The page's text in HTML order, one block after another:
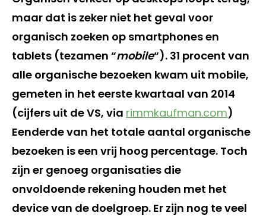
maar dat is zeker niet het geval voor
organisch zoeken op smartphones en
tablets (tezamen “mobile“). 31 procent van
alle organische bezoeken kwam uit mobile,
gemeten in het eerste kwartaal van 2014
(cijfers uit de VS, via rimmkaufman.com)
Eenderde van het totale aantal organische
bezoeken is een vrij hoog percentage. Toch
zijn er genoeg organisaties die
onvoldoende rekening houden met het
device van de doelgroep. Er zijn nog te veel